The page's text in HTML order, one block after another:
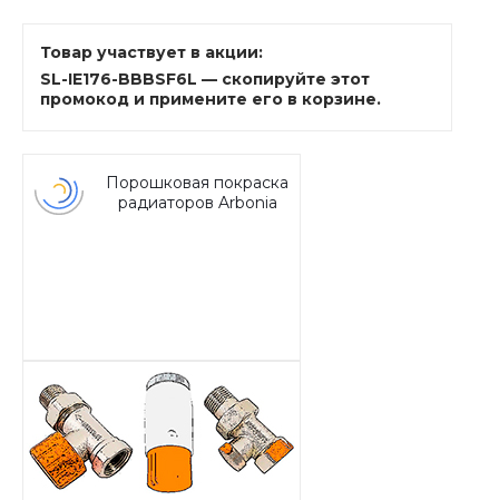
Товар участвует в акции:
SL-IE176-BBBSF6L — скопируйте этот
промокод и примените его в корзине.
Порошковая покраска
радиаторов Arbonia